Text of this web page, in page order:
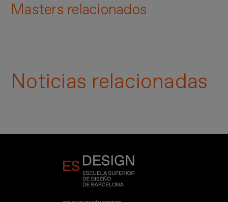
Masters relacionados
Noticias relacionadas